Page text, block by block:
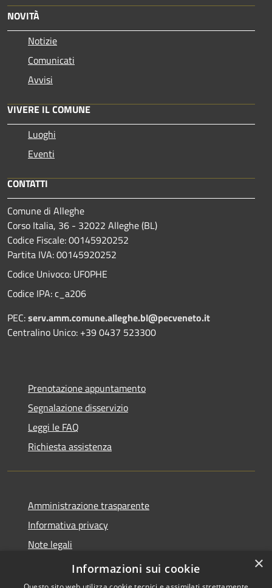
NOVITÀ
Notizie
Comunicati
Avvisi
VIVERE IL COMUNE
Luoghi
Eventi
CONTATTI
Comune di Alleghe
Corso Italia, 36 - 32022 Alleghe (BL)
Codice Fiscale: 00145920252
Partita IVA: 00145920252
Codice Univoco: UF0PHE
Codice IPA: c_a206
PEC:serv.amm.comune.alleghe.bl@pecveneto.it
Centralino Unico: +39 0437 523300
Prenotazione appuntamento
Segnalazione disservizio
Leggi le FAQ
Richiesta assistenza
Amministrazione trasparente
Informativa privacy
Note legali
Dichiarazione di accessibilità
×
Informazioni sui cookie